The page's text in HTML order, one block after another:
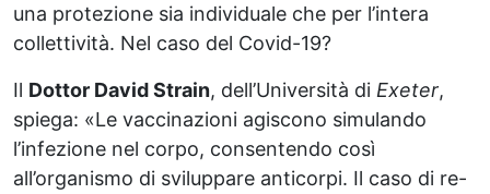
una protezione sia individuale che per l’intera
collettività. Nel caso del Covid-19?
Il Dottor David Strain, dell’Università di Exeter,
spiega: «Le vaccinazioni agiscono simulando
l’infezione nel corpo, consentendo così
all’organismo di sviluppare anticorpi. Il caso di re-